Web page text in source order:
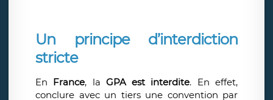
Un principe d’interdiction
stricte
En France, la GPA est interdite. En effet,
conclure avec un tiers une convention par